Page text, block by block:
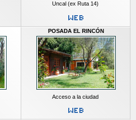
Uncal (ex Ruta 14)
POSADA EL RINCÓN
Acceso a la ciudad